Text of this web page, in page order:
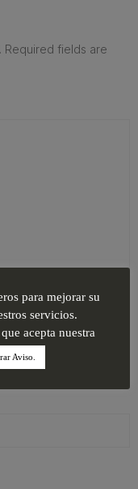
Required fields are
para mejorar su
servicios.
acepta nuestra
Aviso.